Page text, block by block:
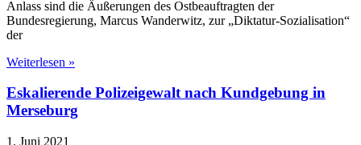
Anlass sind die Äußerungen des Ostbeauftragten der
Bundesregierung, Marcus Wanderwitz, zur „Diktatur-Sozialisation“
der
Weiterlesen »
Eskalierende Polizeigewalt nach Kundgebung in
Merseburg
1. Juni 2021